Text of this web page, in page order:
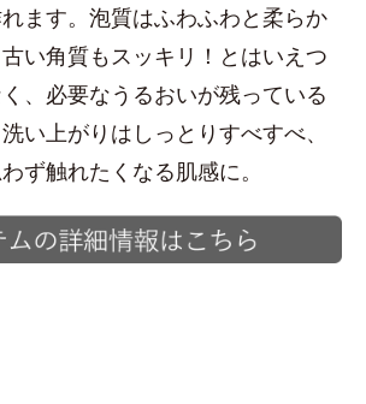
ます。泡質はふわふわと柔らか
い角質もスッキリ！とはいえつ
、必要なうるおいが残っている
い上がりはしっとりすべすべ、
ず触れたくなる肌感に。